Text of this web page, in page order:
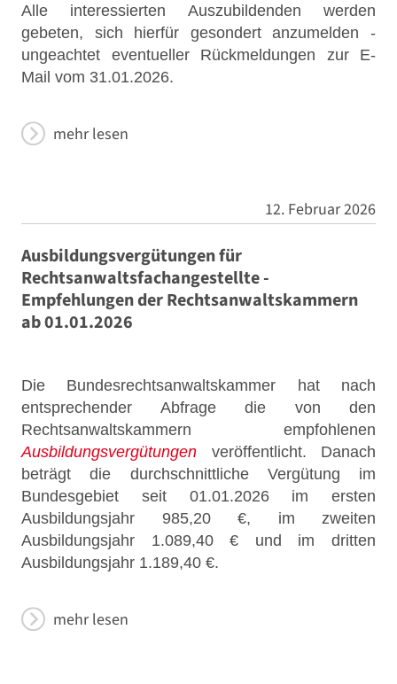
Alle interessierten Auszubildenden werden
gebeten, sich hierfür gesondert anzumelden -
ungeachtet eventueller Rückmeldungen zur E-
Mail vom 31.01.2026.
mehr lesen
12. Februar 2026
Ausbildungsvergütungen für
Rechtsanwaltsfachangestellte -
Empfehlungen der Rechtsanwaltskammern
ab 01.01.2026
Die Bundesrechtsanwaltskammer hat nach
entsprechender Abfrage die von den
Rechtsanwaltskammern empfohlenen
Ausbildungsvergütungen veröffentlicht. Danach
beträgt die durchschnittliche Vergütung im
Bundesgebiet seit 01.01.2026 im ersten
Ausbildungsjahr 985,20 €, im zweiten
Ausbildungsjahr 1.089,40 € und im dritten
Ausbildungsjahr 1.189,40 €.
mehr lesen